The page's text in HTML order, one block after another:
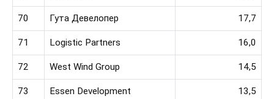
70 Гута Девелопер 17,7
71 Logistic Partners 16,0
72 West Wind Group 14,5
73 Essen Development 13,5